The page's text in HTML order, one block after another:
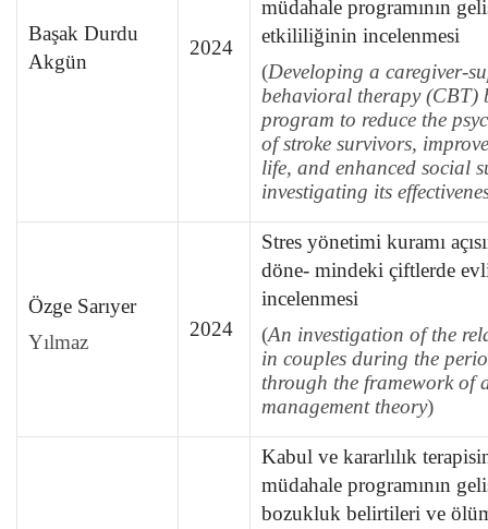
Başak Durdu
Akgün
2024
müdahale programının
etkililiğinin incelenmesi
(Developing a caregiver-
behavioral therapy (CBT)
program to reduce the
of stroke survivors,
life, and enhanced social
investigating its
Özge Sarıyer
Yılmaz
2024
Stres yönetimi kuramı
döne- mindeki çiftlerde
incelenmesi
(An investigation of the
in couples during the
through the framework of
management theory)
Kabul ve kararlılık
müdahale programının
bozukluk belirtileri ve